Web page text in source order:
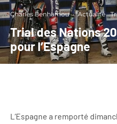
Charles Benhamou · Actualité
Trial des Nations
pour l’Espagne
L’Espagne a remporté